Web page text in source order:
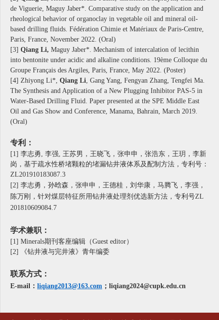
de Viguerie, Maguy Jaber*. Comparative study on the application and
rheological behavior of organoclay in vegetable oil and mineral oil-
based drilling fluids. Fédération Chimie et Matériaux de Paris-Centre,
Paris, France, November 2022. (Oral)
[3] Qiang Li, Maguy Jaber*. Mechanism of intercalation of lecithin
into bentonite under acidic and alkaline conditions. 19ème Colloque du
Groupe Français des Argiles, Paris, France, May 2022. (Poster)
[4] Zhiyong Li*, Qiang Li, Gang Yang, Fengyan Zhang, Tengfei Ma.
The Synthesis and Application of a New Plugging Inhibitor PAS-5 in
Water-Based Drilling Fluid. Paper presented at the SPE Middle East
Oil and Gas Show and Conference, Manama, Bahrain, March 2019.
(Oral)
专利：
[1] 李志勇, 李强, 王苏男，王晓飞，张申申，张浩东，王玥，李新
岗，基于疏水性桥堵颗粒的堵漏钻井液体系及配制方法，专利号：
ZL201910183087.3
[2] 李志勇，孙晗森，张申申，王德桂，刘华康，马腾飞，李强，
陈万刚，针对煤层特征所用钻井液处理剂优选新方法，专利号ZL
201810609084.7
学术兼职：
[1] Minerals期刊客座编辑 （Guest editor）
[2] 《钻井液与完井液》青年编委
联系方式：
E-mail： liqiang2013@163.com ； liqiang2024@cupk.edu.cn